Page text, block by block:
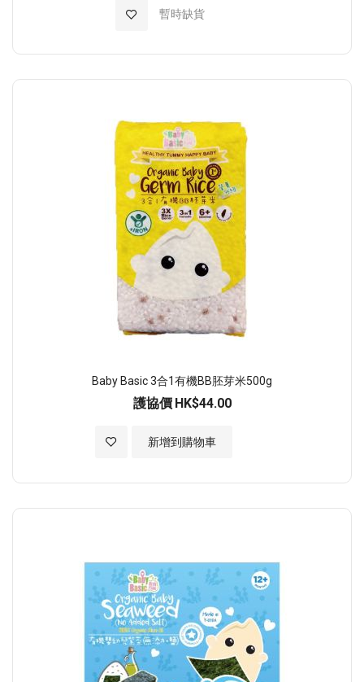
暫時缺貨
加入至願望清單
Baby Basic 3合1有機BB胚芽米500g
護協價 HK$44.00
新增到購物車
加入至願望清單